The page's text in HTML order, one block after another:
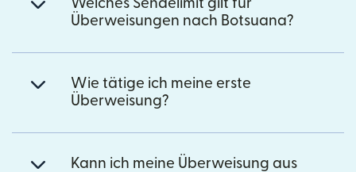
Welches Sendelimit gilt für
Überweisungen nach Botsuana?
Wie tätige ich meine erste
Überweisung?
Kann ich meine Überweisung aus